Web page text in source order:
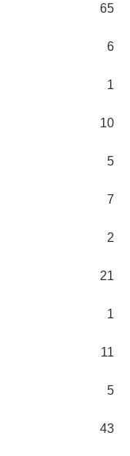
65
6
1
10
5
7
2
21
1
11
5
43